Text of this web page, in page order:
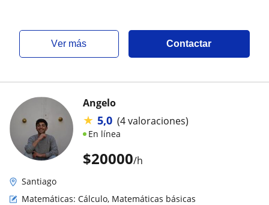
ver más Contactar
$20000/h
Angelo
★ 5,0 (4 valoraciones)
En línea
Santiago
Matemáticas: Cálculo, Matemáticas básicas